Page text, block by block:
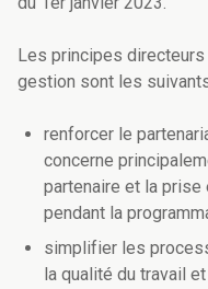
Les principes
gestion sont les
renforcer le
concerne
partenaire et la
pendant la
simplifier les
la qualité du travail